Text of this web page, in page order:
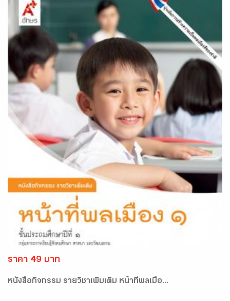
ราคา 49 บาท
หนังสือกิจกรรม รายวิชาเพิ่มเติม หน้าที่พลเมือ...